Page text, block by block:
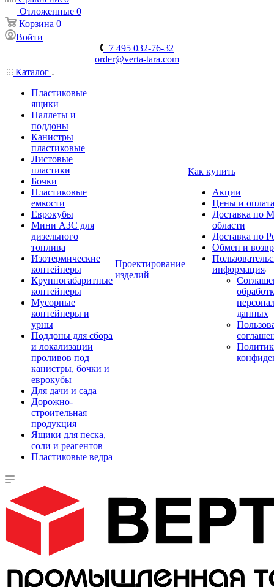
Отложенные 0
Корзина 0
Войти
+7 495 032-76-32
order@verta-tara.com
Каталог
Пластиковые
ящики
Паллеты и
поддоны
Канистры
пластиковые
Листовые
пластики
Бочки
Пластиковые
емкости
Еврокубы
Мини АЗС для
дизельного
топлива
Изотермические
контейнеры
Крупногабаритные
контейнеры
Мусорные
контейнеры и
урны
Поддоны для сбора
и локализации
проливов под
канистры, бочки и
еврокубы
Для дачи и сада
Дорожно-
строительная
продукция
Ящики для песка,
соли и реагентов
Пластиковые ведра
Проектирование
изделий
Как купить
Акции
Цены и оплата
Доставка по
области
Доставка по
Обмен и
информация
данных